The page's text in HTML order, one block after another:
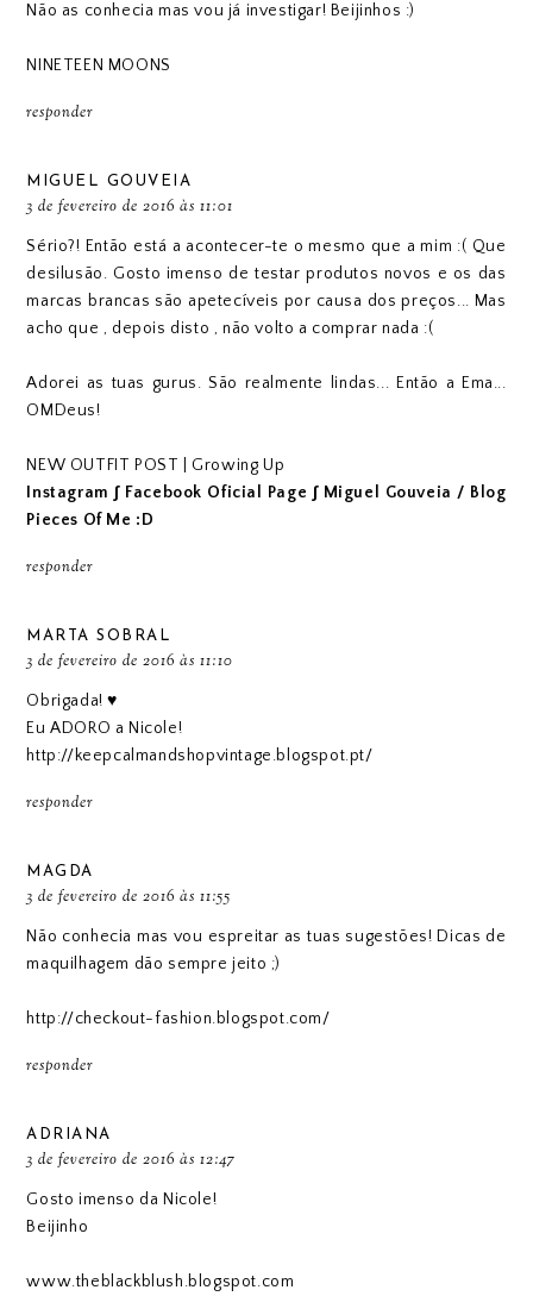
Não as conhecia mas vou já investigar! Beijinhos :)
NINETEEN MOONS
responder
MIGUEL GOUVEIA
3 de fevereiro de 2016 às 11:01
Sério?! Então está a acontecer-te o mesmo que a mim :( Que
desilusão. Gosto imenso de testar produtos novos e os das
marcas brancas são apetecíveis por causa dos preços... Mas
acho que , depois disto , não volto a comprar nada :(
Adorei as tuas gurus. São realmente lindas... Então a Ema...
OMDeus!
NEW OUTFIT POST | Growing Up
Instagram ∫ Facebook Oficial Page ∫ Miguel Gouveia / Blog
Pieces Of Me :D
responder
MARTA SOBRAL
3 de fevereiro de 2016 às 11:10
Obrigada! ♥
Eu ADORO a Nicole!
http://keepcalmandshopvintage.blogspot.pt/
responder
MAGDA
3 de fevereiro de 2016 às 11:55
Não conhecia mas vou espreitar as tuas sugestões! Dicas de
maquilhagem dão sempre jeito ;)
http://checkout-fashion.blogspot.com/
responder
ADRIANA
3 de fevereiro de 2016 às 12:47
Gosto imenso da Nicole!
Beijinho
www.theblackblush.blogspot.com